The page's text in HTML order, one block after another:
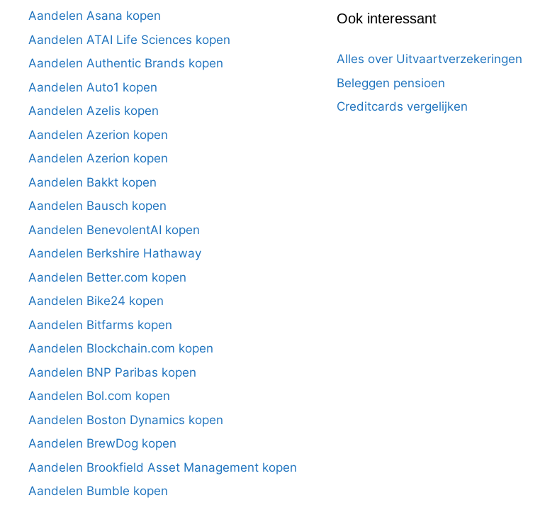
Aandelen Asana kopen
Aandelen ATAI Life Sciences kopen
Aandelen Authentic Brands kopen
Aandelen Auto1 kopen
Aandelen Azelis kopen
Aandelen Azerion kopen
Aandelen Azerion kopen
Aandelen Bakkt kopen
Aandelen Bausch kopen
Aandelen BenevolentAI kopen
Aandelen Berkshire Hathaway
Aandelen Better.com kopen
Aandelen Bike24 kopen
Aandelen Bitfarms kopen
Aandelen Blockchain.com kopen
Aandelen BNP Paribas kopen
Aandelen Bol.com kopen
Aandelen Boston Dynamics kopen
Aandelen BrewDog kopen
Aandelen Brookfield Asset Management kopen
Aandelen Bumble kopen
Ook interessant
Alles over Uitvaartverzekeringen
Beleggen pensioen
Creditcards vergelijken